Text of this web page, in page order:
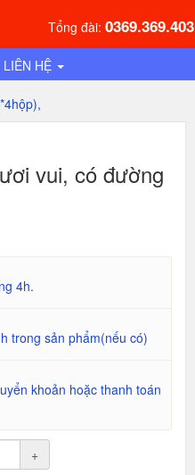
Tổng đài: 0369.369.403
LIÊN HỆ
vui, có đường
4h.
trong sản phẩm(nếu có)
khoản hoặc thanh toán
+